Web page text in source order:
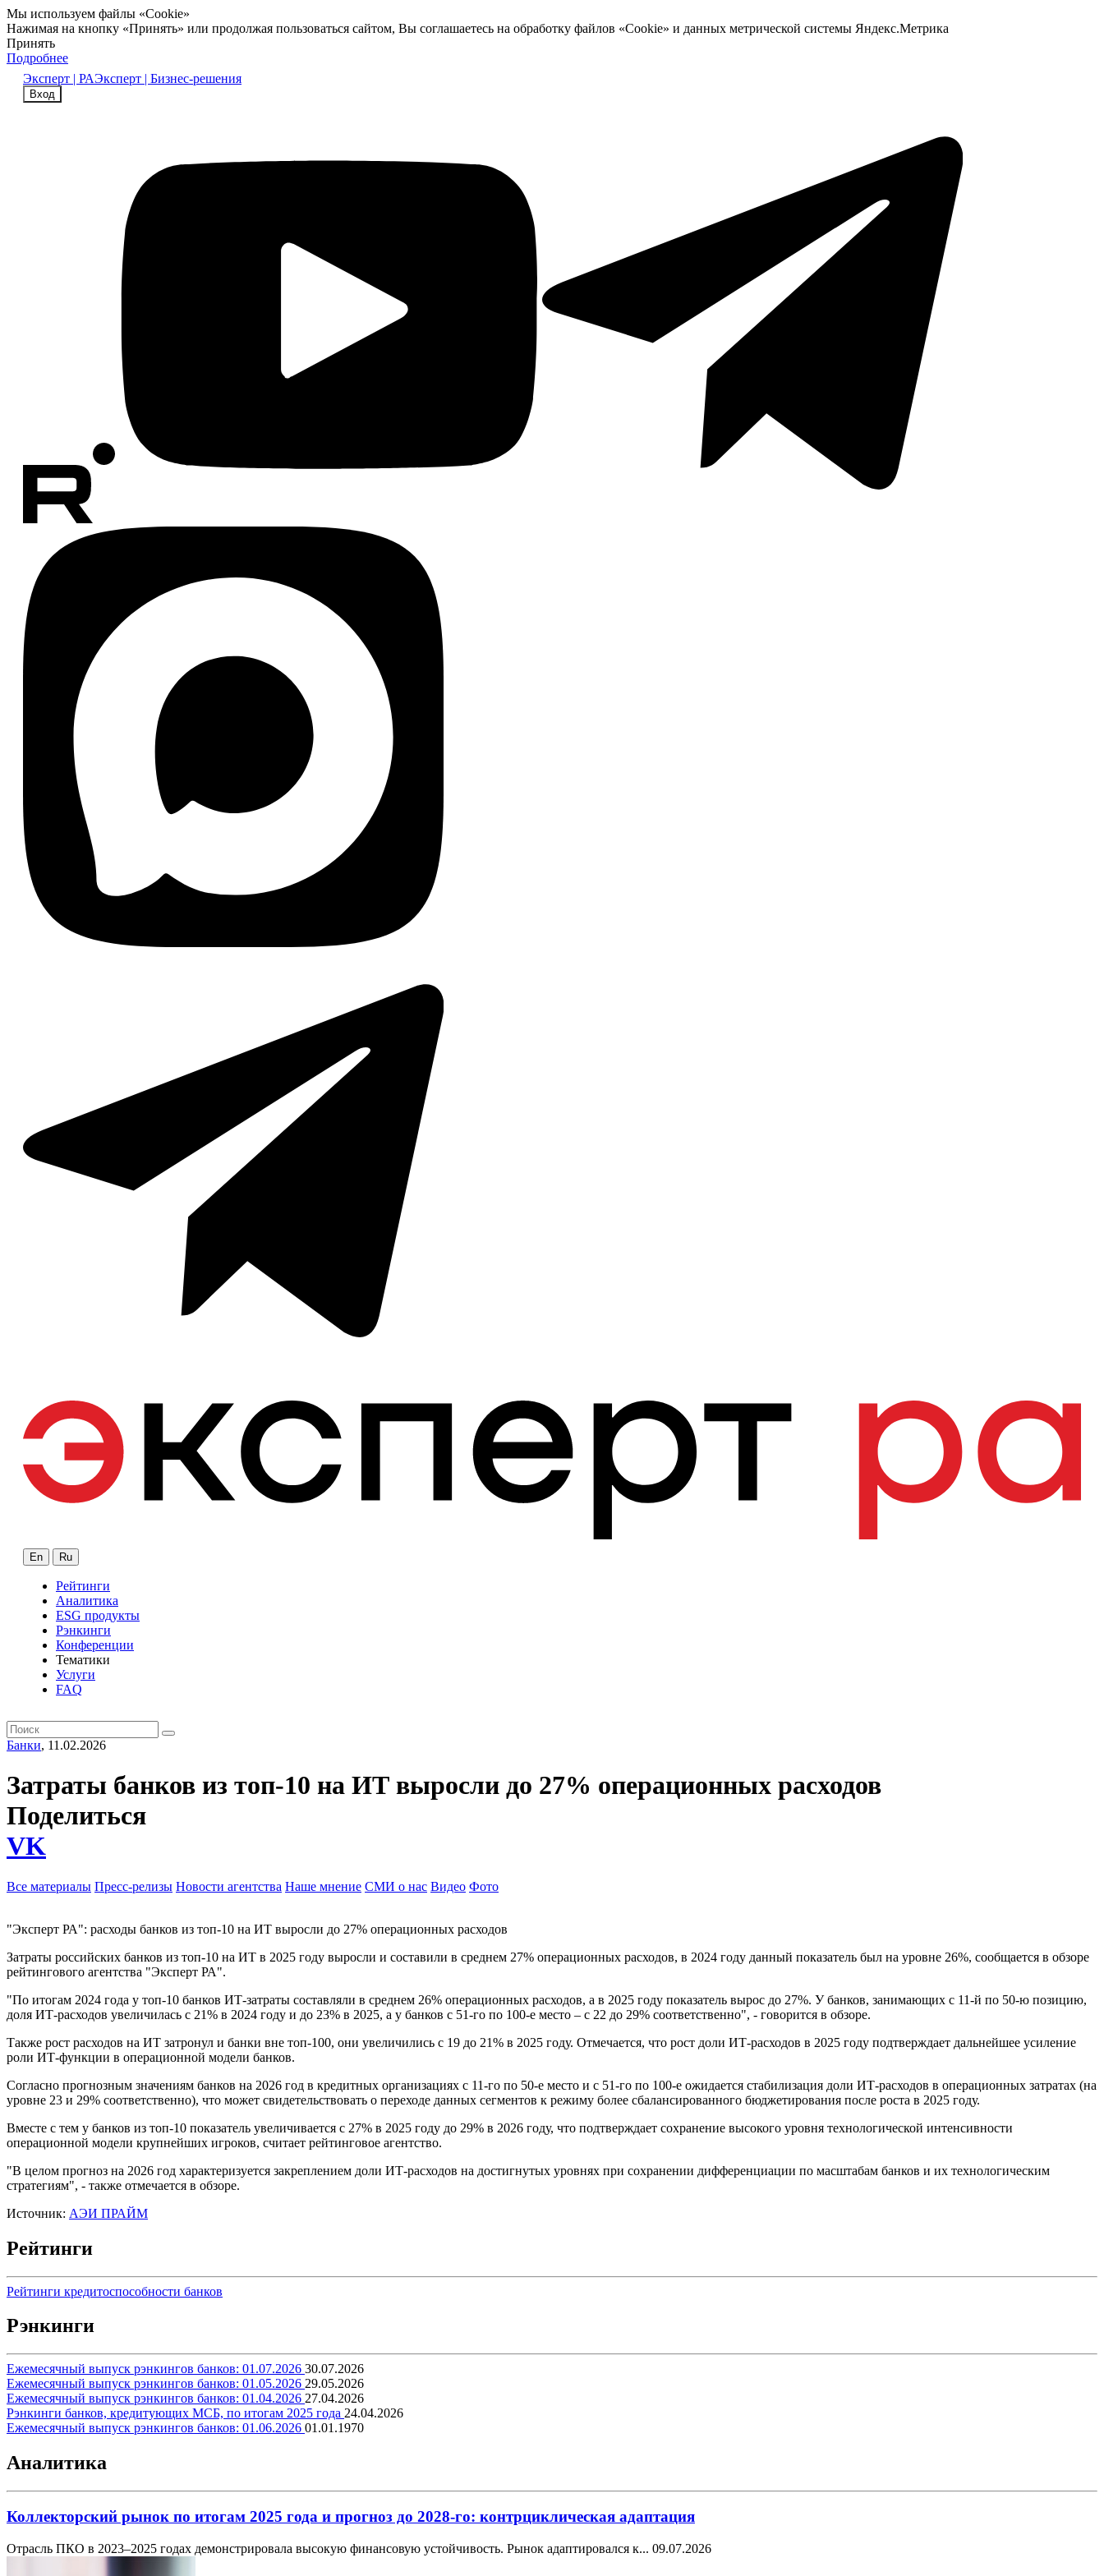
Мы используем файлы «Cookie»
Нажимая на кнопку «Принять» или продолжая пользоваться сайтом, Вы соглашаетесь на обработку файлов «Cookie» и данных метрической системы Яндекс.Метрика
Принять
Подробнее
Эксперт | РАЭксперт | Бизнес-решения
Вход
En Ru
Рейтинги
Аналитика
ESG продукты
Рэнкинги
Конференции
Тематики
Услуги
FAQ
Банки, 11.02.2026
Затраты банков из топ-10 на ИТ выросли до 27% операционных расходов
Поделиться
VK
Все материалы Пресс-релизы Новости агентства Наше мнение СМИ о нас Видео Фото
"Эксперт РА": расходы банков из топ-10 на ИТ выросли до 27% операционных расходов
Затраты российских банков из топ-10 на ИТ в 2025 году выросли и составили в среднем 27% операционных расходов, в 2024 году данный показатель был на уровне 26%, сообщается в обзоре
рейтингового агентства "Эксперт РА".
"По итогам 2024 года у топ-10 банков ИТ-затраты составляли в среднем 26% операционных расходов, а в 2025 году показатель вырос до 27%. У банков, занимающих с 11-й по 50-ю позицию,
доля ИТ-расходов увеличилась с 21% в 2024 году и до 23% в 2025, а у банков с 51-го по 100-е место – с 22 до 29% соответственно", - говорится в обзоре.
Также рост расходов на ИТ затронул и банки вне топ-100, они увеличились с 19 до 21% в 2025 году. Отмечается, что рост доли ИТ-расходов в 2025 году подтверждает дальнейшее усиление
роли ИТ-функции в операционной модели банков.
Согласно прогнозным значениям банков на 2026 год в кредитных организациях с 11-го по 50-е место и с 51-го по 100-е ожидается стабилизация доли ИТ-расходов в операционных затратах (на
уровне 23 и 29% соответственно), что может свидетельствовать о переходе данных сегментов к режиму более сбалансированного бюджетирования после роста в 2025 году.
Вместе с тем у банков из топ-10 показатель увеличивается с 27% в 2025 году до 29% в 2026 году, что подтверждает сохранение высокого уровня технологической интенсивности
операционной модели крупнейших игроков, считает рейтинговое агентство.
"В целом прогноз на 2026 год характеризуется закреплением доли ИТ-расходов на достигнутых уровнях при сохранении дифференциации по масштабам банков и их технологическим
стратегиям", - также отмечается в обзоре.
Источник: АЭИ ПРАЙМ
Рейтинги
Рейтинги кредитоспособности банков
Рэнкинги
Ежемесячный выпуск рэнкингов банков: 01.07.2026 30.07.2026
Ежемесячный выпуск рэнкингов банков: 01.05.2026 29.05.2026
Ежемесячный выпуск рэнкингов банков: 01.04.2026 27.04.2026
Рэнкинги банков, кредитующих МСБ, по итогам 2025 года 24.04.2026
Ежемесячный выпуск рэнкингов банков: 01.06.2026 01.01.1970
Аналитика
Коллекторский рынок по итогам 2025 года и прогноз до 2028-го: контрциклическая адаптация
Отрасль ПКО в 2023–2025 годах демонстрировала высокую финансовую устойчивость. Рынок адаптировался к... 09.07.2026